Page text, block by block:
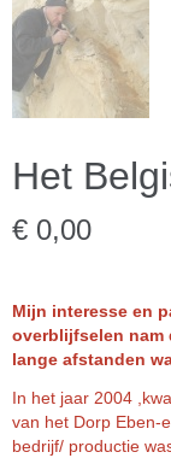
Het
€ 0,00
Mijn interesse en
overblijfselen nam
lange afstanden
In het jaar 2004
van het Dorp Eben-
bedrijf/ productie